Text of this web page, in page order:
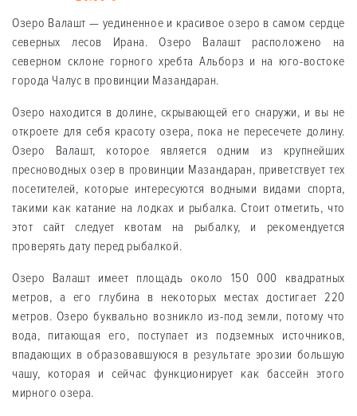
Озеро Валашт — уединенное и красивое озеро в самом сердце
северных лесов Ирана. Озеро Валашт расположено на
северном склоне горного хребта Альборз и на юго-востоке
города Чалус в провинции Мазандаран.
Озеро находится в долине, скрывающей его снаружи, и вы не
откроете для себя красоту озера, пока не пересечете долину.
Озеро Валашт, которое является одним из крупнейших
пресноводных озер в провинции Мазандаран, приветствует тех
посетителей, которые интересуются водными видами спорта,
такими как катание на лодках и рыбалка. Стоит отметить, что
этот сайт следует квотам на рыбалку, и рекомендуется
проверять дату перед рыбалкой.
Озеро Валашт имеет площадь около 150 000 квадратных
метров, а его глубина в некоторых местах достигает 220
метров. Озеро буквально возникло из-под земли, потому что
вода, питающая его, поступает из подземных источников,
впадающих в образовавшуюся в результате эрозии большую
чашу, которая и сейчас функционирует как бассейн этого
мирного озера.